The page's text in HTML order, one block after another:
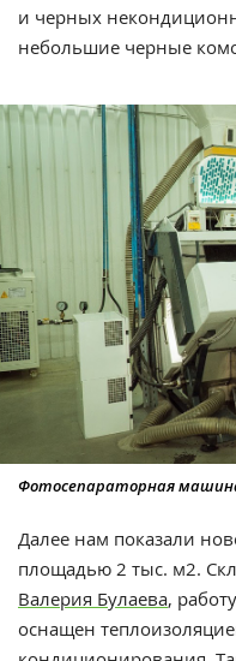
и черных
небольшие черные
Фотосепараторная
Далее нам показали
площадью 2 тыс. м2.
Валерия Булаева,
оснащен